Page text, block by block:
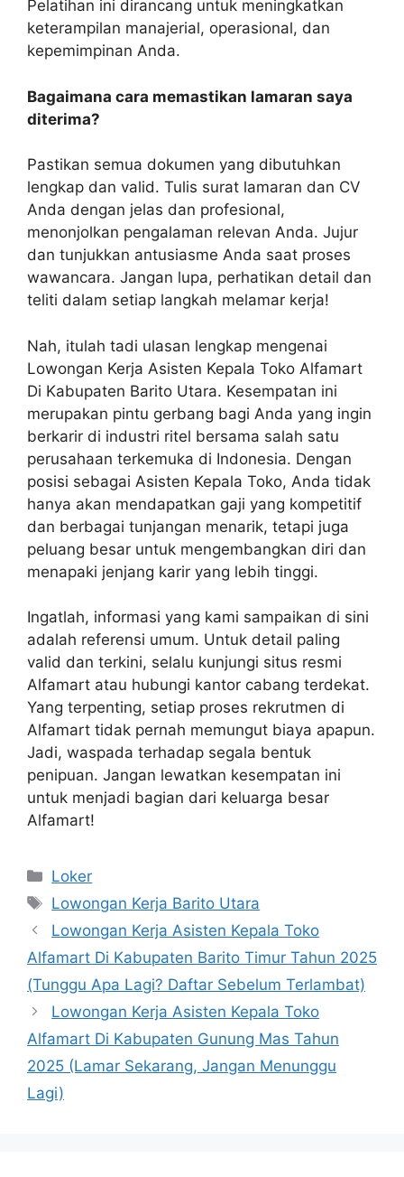
Pelatihan ini dirancang untuk meningkatkan
keterampilan manajerial, operasional, dan
kepemimpinan Anda.
Bagaimana cara memastikan lamaran saya
diterima?
Pastikan semua dokumen yang dibutuhkan
lengkap dan valid. Tulis surat lamaran dan CV
Anda dengan jelas dan profesional,
menonjolkan pengalaman relevan Anda. Jujur
dan tunjukkan antusiasme Anda saat proses
wawancara. Jangan lupa, perhatikan detail dan
teliti dalam setiap langkah melamar kerja!
Nah, itulah tadi ulasan lengkap mengenai
Lowongan Kerja Asisten Kepala Toko Alfamart
Di Kabupaten Barito Utara. Kesempatan ini
merupakan pintu gerbang bagi Anda yang ingin
berkarir di industri ritel bersama salah satu
perusahaan terkemuka di Indonesia. Dengan
posisi sebagai Asisten Kepala Toko, Anda tidak
hanya akan mendapatkan gaji yang kompetitif
dan berbagai tunjangan menarik, tetapi juga
peluang besar untuk mengembangkan diri dan
menapaki jenjang karir yang lebih tinggi.
Ingatlah, informasi yang kami sampaikan di sini
adalah referensi umum. Untuk detail paling
valid dan terkini, selalu kunjungi situs resmi
Alfamart atau hubungi kantor cabang terdekat.
Yang terpenting, setiap proses rekrutmen di
Alfamart tidak pernah memungut biaya apapun.
Jadi, waspada terhadap segala bentuk
penipuan. Jangan lewatkan kesempatan ini
untuk menjadi bagian dari keluarga besar
Alfamart!
Kategori
Loker
Tag
Lowongan Kerja Barito Utara
Lowongan Kerja Asisten Kepala Toko
Alfamart Di Kabupaten Barito Timur Tahun 2025
(Tunggu Apa Lagi? Daftar Sebelum Terlambat)
Lowongan Kerja Asisten Kepala Toko
Alfamart Di Kabupaten Gunung Mas Tahun
2025 (Lamar Sekarang, Jangan Menunggu
Lagi)